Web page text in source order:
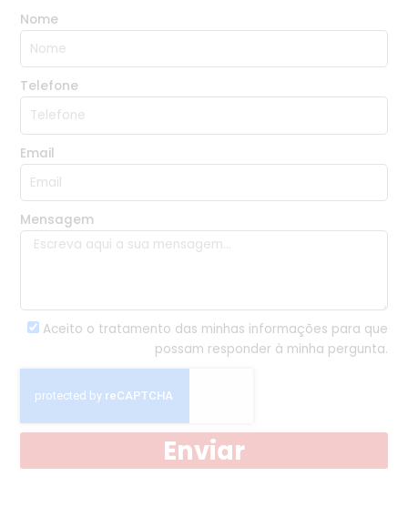
Nome
Telefone
Email
Mensagem
Aceito o tratamento das minhas informações para que
possam responder à minha pergunta.
Enviar